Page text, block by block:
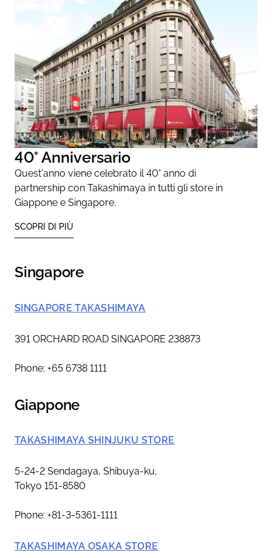
40° Anniversario
Quest'anno viene celebrato il 40° anno di
partnership con Takashimaya in tutti gli store in
Giappone e Singapore.
SCOPRI DI PIÙ
Singapore
SINGAPORE TAKASHIMAYA
391 ORCHARD ROAD SINGAPORE 238873
Phone: +65 6738 1111
Giappone
TAKASHIMAYA SHINJUKU STORE
5-24-2 Sendagaya, Shibuya-ku,
Tokyo 151-8580
Phone: +81-3-5361-1111
TAKASHIMAYA OSAKA STORE